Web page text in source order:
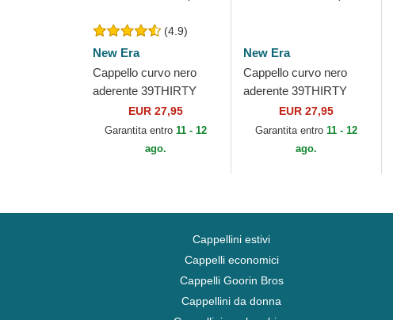
(4.9)
New Era
Cappello curvo nero
aderente 39THIRTY
Essential dei Los
Angeles Dodgers MLB
di New Era
EUR 27,95
Garantita entro 11 - 12
ago.
New Era
Cappello curvo nero
aderente 39THIRTY
Stretch Mesh dei New
York Yankees MLB di
EUR 27,95
Garantita entro 11 - 12
ago.
Cappellini estivi
Cappelli economici
Cappelli Goorin Bros
Cappellini da donna